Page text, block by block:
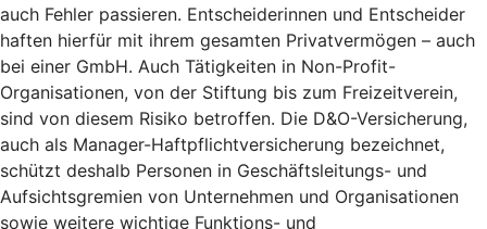
auch Fehler passieren. Entscheiderinnen und Entscheider
haften hierfür mit ihrem gesamten Privatvermögen – auch
bei einer GmbH. Auch Tätigkeiten in Non-Profit-
Organisationen, von der Stiftung bis zum Freizeitverein,
sind von diesem Risiko betroffen. Die D&O-Versicherung,
auch als Manager-Haftpflichtversicherung bezeichnet,
schützt deshalb Personen in Geschäftsleitungs- und
Aufsichtsgremien von Unternehmen und Organisationen
sowie weitere wichtige Funktions- und